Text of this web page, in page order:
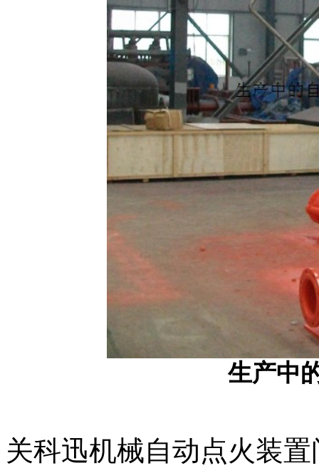
生产中
关科迅机械自动点火装